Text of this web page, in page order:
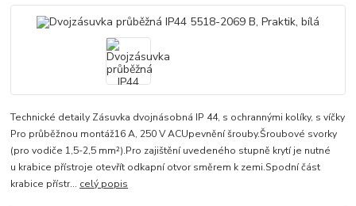
Technické detaily Zásuvka dvojnásobná IP 44, s ochrannými kolíky, s víčky
Pro průběžnou montáž16 A, 250 V ACUpevnění šrouby.Šroubové svorky
(pro vodiče 1,5-2,5 mm²).Pro zajištění uvedeného stupně krytí je nutné
u krabice přístroje otevřít odkapní otvor směrem k zemi.Spodní část
krabice přístr... celý popis